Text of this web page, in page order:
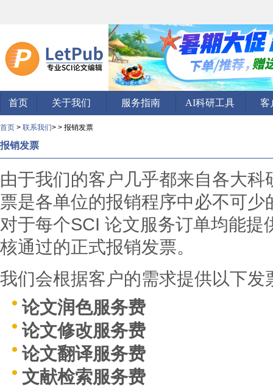
首页 关于我们 服务指南 AI科研工具 客
首页 > 联系我们> > 报销发票
报销发票
由于我们的客户几乎都来自各大
票是各单位的报销程序中必不可
对于每个SCI 论文服务订单均能
核通过的正式报销发票。
我们会根据客户的需求提供以下发
论文润色服务费
论文修改服务费
论文翻译服务费
文献检索服务费